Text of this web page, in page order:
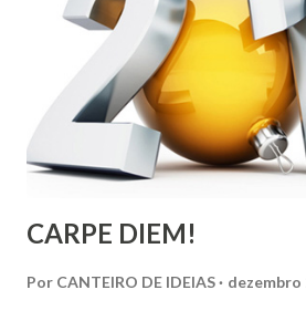
CARPE DIEM!
Por CANTEIRO DE IDEIAS dezembro